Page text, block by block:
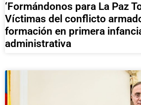
‘Formándonos para La Paz
Víctimas del conflicto
formación en primera
administrativa